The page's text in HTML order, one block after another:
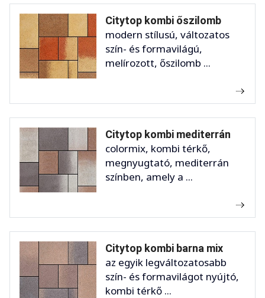
Citytop kombi őszilomb
modern stílusú, változatos
szín- és formavilágú,
melírozott, őszilomb ...
Citytop kombi mediterrán
colormix, kombi térkő,
megnyugtató, mediterrán
színben, amely a ...
Citytop kombi barna mix
az egyik legváltozatosabb
szín- és formavilágot nyújtó,
kombi térkő ...